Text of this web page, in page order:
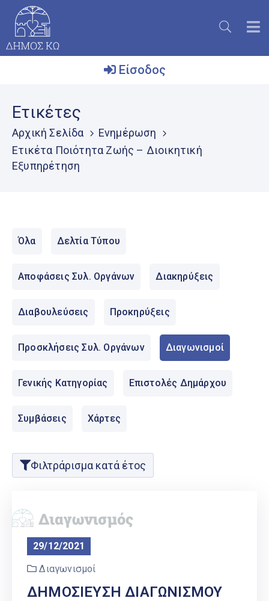
Δήμος
Το
Νησί
Εθελοντών
Ελληνικά
Είσοδος
Ετικέτες
Αρχική Σελίδα
Ενημέρωση
Ετικέτα Ποιότητα Ζωής – Διοικητική
Εξυπηρέτηση
Όλα Δελτία Τύπου
Αποφάσεις Συλ. Οργάνων Διακηρύξεις
Διαβουλεύσεις Προκηρύξεις
Προσκλήσεις Συλ. Οργάνων Διαγωνισμοί
Γενικής Κατηγορίας Επιστολές Δημάρχου
Συμβάσεις Χάρτες
Φιλτράρισμα κατά έτος
29/12/2021
Διαγωνισμοί
ΔΗΜΟΣΙΕΥΣΗ ΔΙΑΓΩΝΙΣΜΟΥ